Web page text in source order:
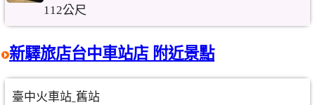
112公尺
新驛旅店台中車站店 附近景點
臺中火車站ˍ舊站